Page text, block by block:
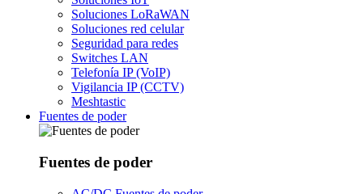
Soluciones LoRaWAN
Soluciones red celular
Seguridad para redes
Switches LAN
Telefonía IP (VoIP)
Vigilancia IP (CCTV)
Meshtastic
Fuentes de poder
Fuentes de poder